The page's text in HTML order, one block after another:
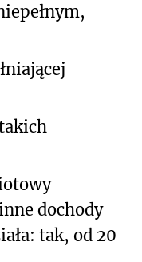
dochody
tak, od 20